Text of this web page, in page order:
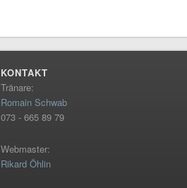
KONTAKT
Tränare:
Romain Schwab
073 - 665 89 79
Webmaster:
Rikard Öhlin